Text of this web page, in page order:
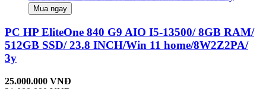
Mua ngay
PC HP EliteOne 840 G9 AIO I5-13500/ 8GB RAM/
512GB SSD/ 23.8 INCH/Win 11 home/8W2Z2PA/
3y
25.000.000 VNĐ